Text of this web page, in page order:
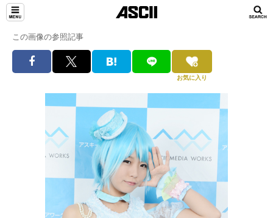
この画像の参照記事
お気に入り